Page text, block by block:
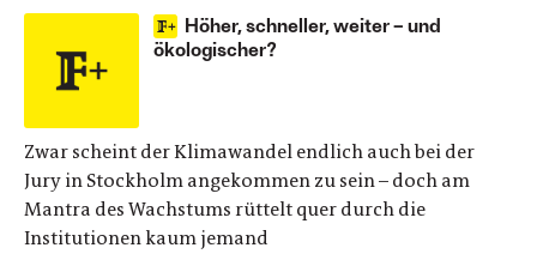
Höher, schneller, weiter – und
ökologischer?
Zwar scheint der Klimawandel endlich auch bei der
Jury in Stockholm angekommen zu sein – doch am
Mantra des Wachstums rüttelt quer durch die
Institutionen kaum jemand